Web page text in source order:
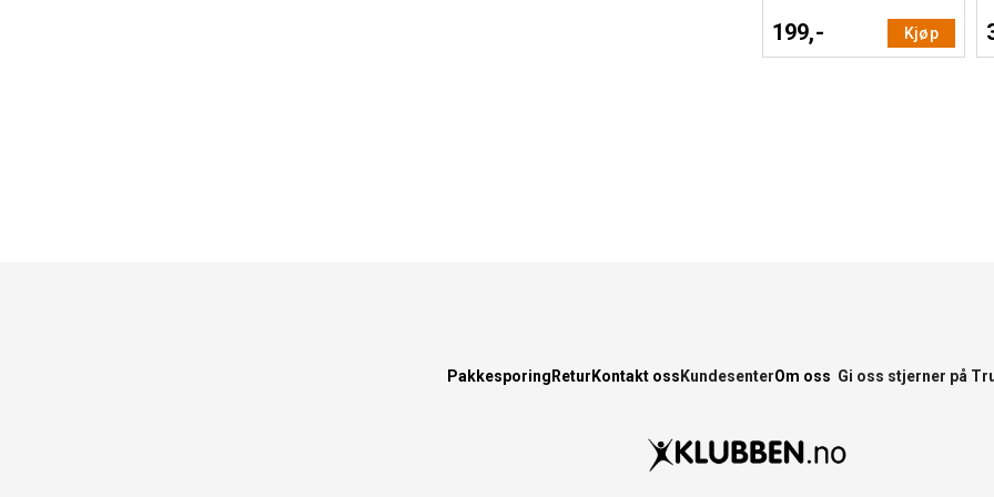
199,- Kjøp
Pakkesporing Retur Kontakt oss KundesenterOm oss Gi oss stjerner på